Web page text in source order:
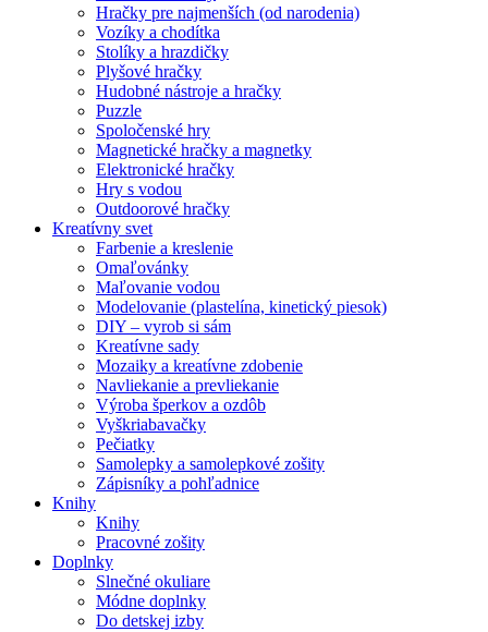
Hračky pre najmenších (od narodenia)
Vozíky a chodítka
Stolíky a hrazdičky
Plyšové hračky
Hudobné nástroje a hračky
Puzzle
Spoločenské hry
Magnetické hračky a magnetky
Elektronické hračky
Hry s vodou
Outdoorové hračky
Kreatívny svet
Farbenie a kreslenie
Omaľovánky
Maľovanie vodou
Modelovanie (plastelína, kinetický piesok)
DIY – vyrob si sám
Kreatívne sady
Mozaiky a kreatívne zdobenie
Navliekanie a prevliekanie
Výroba šperkov a ozdôb
Vyškriabavačky
Pečiatky
Samolepky a samolepkové zošity
Zápisníky a pohľadnice
Knihy
Knihy
Pracovné zošity
Doplnky
Slnečné okuliare
Módne doplnky
Do detskej izby